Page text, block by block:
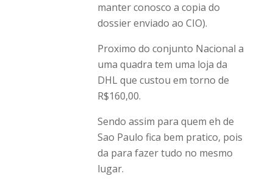
manter conosco a copia do
dossier enviado ao CIO).
Proximo do conjunto Nacional a
uma quadra tem uma loja da
DHL que custou em torno de
R$160,00.
Sendo assim para quem eh de
Sao Paulo fica bem pratico, pois
da para fazer tudo no mesmo
lugar.